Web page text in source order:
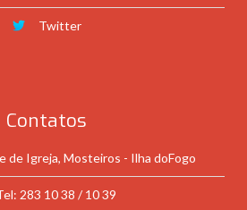
Twitter
Contatos
de Igreja, Mosteiros - Ilha doFogo
283 10 38 / 10 39